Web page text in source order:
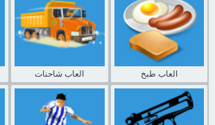
العاب شاحنات العاب طبخ